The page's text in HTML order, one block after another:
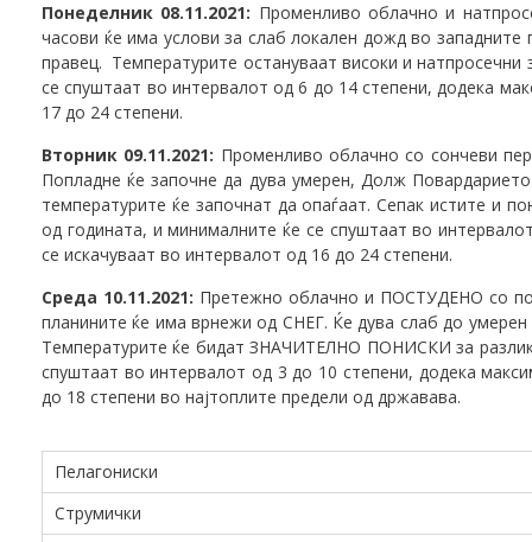
Понеделник 08.11.2021: Променливо облачно и
часови ќе има услови за слаб локален дожд во
правец. Температурите остануваат високи и
се спуштаат во интервалот од 6 до 14 степени, додека
17 до 24 степени.
Вторник 09.11.2021: Променливо облачно со сончеви
Попладне ќе започне да дува умерен, Долж
температурите ќе започнат да опаѓаат. Сепак истите и
од годината, и минималните ќе се спуштаат во
се искачуваат во интервалот од 16 до 24 степени.
Среда 10.11.2021: Претежно облачно и ПОСТУДЕНО со
планините ќе има врнежи од СНЕГ. Ќе дува слаб до
Температурите ќе бидат ЗНАЧИТЕЛНО ПОНИСКИ за
спуштаат во интервалот од 3 до 10 степени, додека
до 18 степени во најтоплите предели од државава.
Пелагониски
Струмички